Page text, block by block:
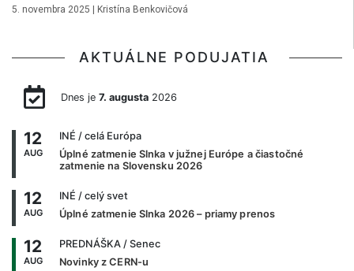
5. novembra 2025 | Kristína Benkovičová
AKTUÁLNE PODUJATIA
Dnes je 7. augusta2026
12
AUG
INÉ / celá Európa
Úplné zatmenie Slnka v južnej Európe a čiastočné
zatmenie na Slovensku 2026
12
AUG
INÉ / celý svet
Úplné zatmenie Slnka 2026 – priamy prenos
12
AUG
PREDNÁŠKA / Senec
Novinky z CERN-u